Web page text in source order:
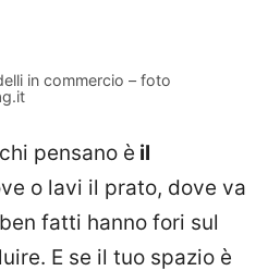
in commercio – foto
pensano è il
o lavi il prato, dove va
fatti hanno fori sul
E se il tuo spazio è